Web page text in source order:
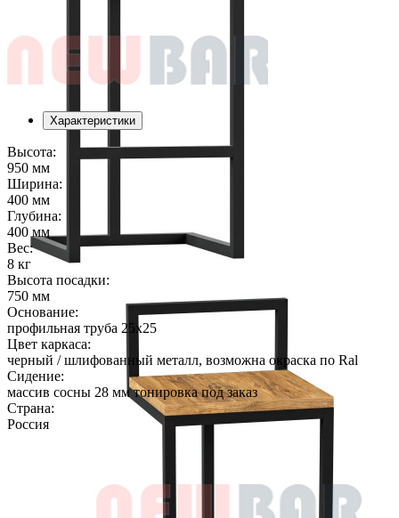
Характеристики
Высота:
950 мм
Ширина:
400 мм
Глубина:
400 мм
Вес:
8 кг
Высота посадки:
750 мм
Основание:
профильная труба 25х25
Цвет каркаса:
черный / шлифованный металл, возможна окраска по Ral
Сидение:
массив сосны 28 мм тонировка под заказ
Страна:
Россия